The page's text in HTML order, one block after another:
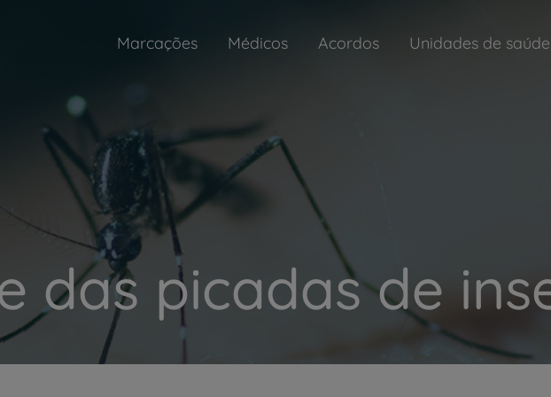
Marcações Médicos Acordos Unidades de saúde
das picadas de